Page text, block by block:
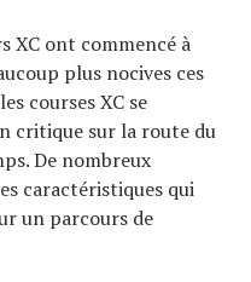
XC ont commencé à
plus nocives ces
courses XC se
critique sur la route du
De nombreux
caractéristiques qui
un parcours de